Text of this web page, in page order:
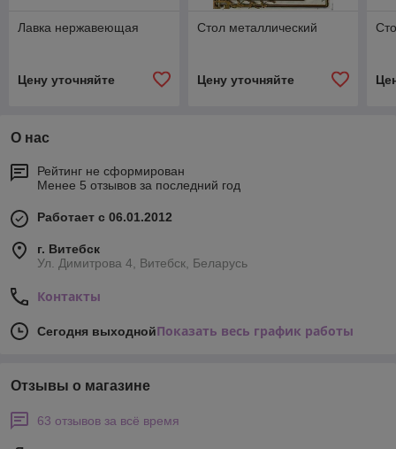
Лавка нержавеющая
Цену уточняйте
Стол металлический
Цену уточняйте
О нас
Рейтинг не сформирован
Менее 5 отзывов за последний год
Работает с 06.01.2012
г. Витебск
Ул. Димитрова 4, Витебск, Беларусь
Контакты
Сегодня выходнойПоказать весь график работы
Отзывы о магазине
63 отзывов за всё время